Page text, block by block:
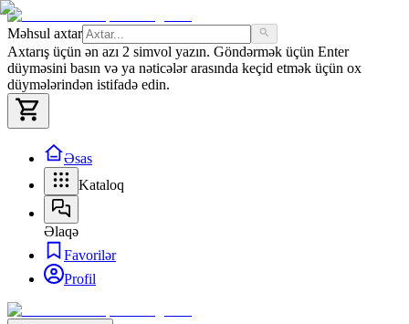
Məhsul axtar
Axtarış üçün ən azı 2 simvol yazın. Göndərmək üçün Enter
düyməsini basın və ya nəticələr arasında keçid etmək üçün ox
düymələrindən istifadə edin.
Əsas
Kataloq
Əlaqə
Favorilər
Profil